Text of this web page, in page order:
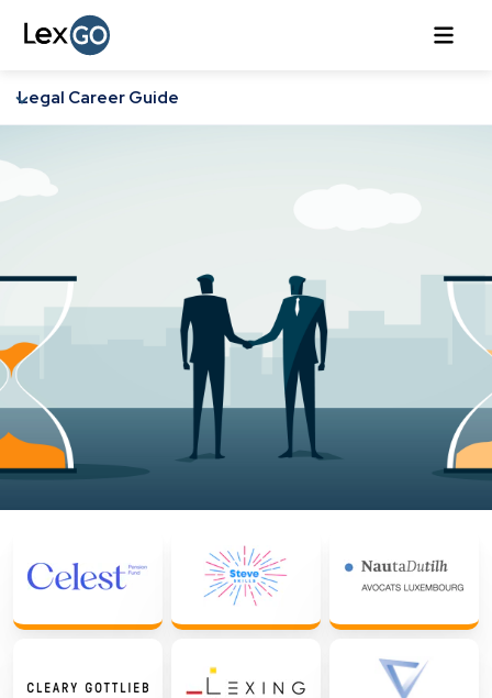
Legal Career Guide